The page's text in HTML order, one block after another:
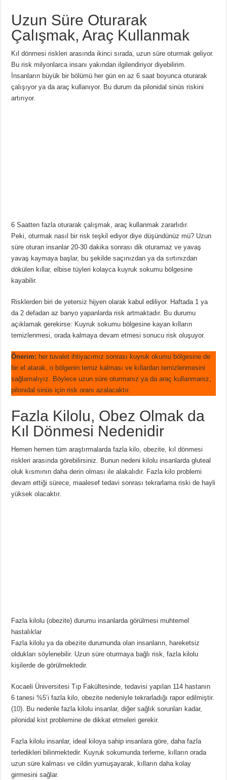
Uzun Süre Oturarak
Çalışmak, Araç Kullanmak
Kıl dönmesi riskleri arasında ikinci sırada, uzun süre oturmak geliyor.
Bu risk milyonlarca insanı yakından ilgilendiriyor diyebilirim.
İnsanların büyük bir bölümü her gün en az 6 saat boyunca oturarak
çalışıyor ya da araç kullanıyor. Bu durum da pilonidal sinüs riskini
artırıyor.
6 Saatten fazla oturarak çalışmak, araç kullanmak zararlıdır.
Peki, oturmak nasıl bir risk teşkil ediyor diye düşündünüz mü? Uzun
süre oturan insanlar 20-30 dakika sonrası dik oturamaz ve yavaş
yavaş kaymaya başlar, bu şekilde saçınızdan ya da sırtınızdan
dökülen kıllar, elbise tüyleri kolayca kuyruk sokumu bölgesine
kayabilir.
Risklerden biri de yetersiz hijyen olarak kabul ediliyor. Haftada 1 ya
da 2 defadan az banyo yapanlarda risk artmaktadır. Bu durumu
açıklamak gerekirse: Kuyruk sokumu bölgesine kayan kılların
temizlenmesi, orada kalmaya devam etmesi sonucu risk oluşuyor.
Önerim: her tuvalet ihtiyacımız sonrası kuyruk okumu bölgesine de
bir el atarak, o bölgenin temiz kalması ve kıllardan temizlenmesini
sağlamalıyız. Böylece uzun süre oturmanız ya da araç kullanmanız,
pilonidal sinüs için risk oranı azalacaktır.
Fazla Kilolu, Obez Olmak da
Kıl Dönmesi Nedenidir
Hemen hemen tüm araştırmalarda fazla kilo, obezite, kıl dönmesi
riskleri arasında görebilirsiniz. Bunun nedeni kilolu insanlarda gluteal
oluk kısmının daha derin olması ile alakalıdır. Fazla kilo problemi
devam ettiği sürece, maalesef tedavi sonrası tekrarlama riski de hayli
yüksek olacaktır.
Fazla kilolu (obezite) durumu insanlarda görülmesi muhtemel
hastalıklar
Fazla kilolu ya da obezite durumunda olan insanların, hareketsiz
oldukları söylenebilir. Uzun süre oturmaya bağlı risk, fazla kilolu
kişilerde de görülmektedir.
Kocaeli Üniversitesi Tıp Fakültesinde, tedavisi yapılan 114 hastanın
6 tanesi %5’i fazla kilo, obezite nedeniyle tekrarladığı rapor edilmiştir.
(10). Bu nedenle fazla kilolu insanlar, diğer sağlık sorunları kadar,
pilonidal kist problemine de dikkat etmeleri gerekir.
Fazla kilolu insanlar, ideal kiloya sahip insanlara göre, daha fazla
terledikleri bilinmektedir. Kuyruk sokumunda terleme, kılların orada
uzun süre kalması ve cildin yumuşayarak, kılların daha kolay
girmesini sağlar.